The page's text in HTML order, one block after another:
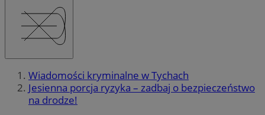
Wiadomości kryminalne w Tychach
Jesienna porcja ryzyka – zadbaj o bezpieczeństwo
na drodze!